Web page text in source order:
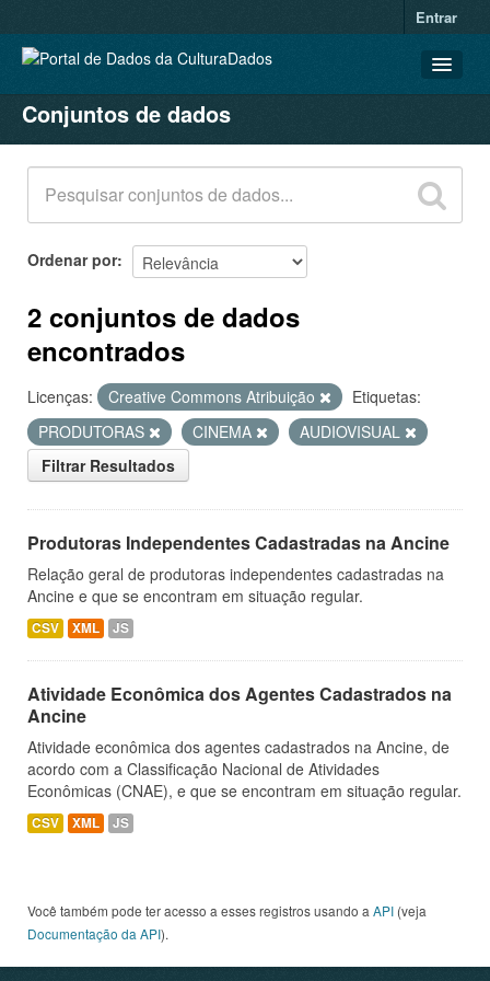
Entrar
CONJUNTOS DE DADOS
ORGANIZAÇÕES
GRUPOS
SOBRE
Conjuntos de dados
Ordenar por
2 conjuntos de dados
encontrados
Licenças: Creative Commons Atribuição
Etiquetas:
PRODUTORAS
CINEMA
AUDIOVISUAL
Filtrar Resultados
Produtoras Independentes Cadastradas na Ancine
Relação geral de produtoras independentes cadastradas na
Ancine e que se encontram em situação regular.
CSV XML JS
Atividade Econômica dos Agentes Cadastrados na
Ancine
Atividade econômica dos agentes cadastrados na Ancine, de
acordo com a Classificação Nacional de Atividades
Econômicas (CNAE), e que se encontram em situação regular.
CSV XML JS
Você também pode ter acesso a esses registros usando a API (veja
Documentação da API).